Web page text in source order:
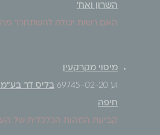
השרון ואח'
האם רשות יכולה להשתחרר
מיסוי מקרקעין
וע 69745-02-20 בליס דר בע"מ
חיפה
קביעת המהות הכלכלית של